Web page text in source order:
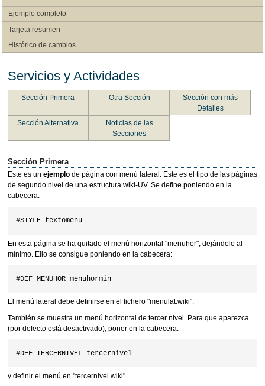
Ejemplo completo
Tarjeta resumen
Histórico de cambios
Servicios y Actividades
Sección Primera Otra Sección
Sección con más
Detalles
Sección Alternativa
Noticias de las
Secciones
Sección Primera
Este es un ejemplode página con menú lateral. Este es el tipo de las páginas
de segundo nivel de una estructura wiki-UV. Se define poniendo en la
cabecera:
En esta página se ha quitado el menú horizontal "menuhor", dejándolo al
mínimo. Ello se consigue poniendo en la cabecera:
El menú lateral debe definirse en el fichero "menulat.wiki".
También se muestra un menú horizontal de tercer nivel. Para que aparezca
(por defecto está desactivado), poner en la cabecera:
y definir el menú en "tercernivel.wiki".